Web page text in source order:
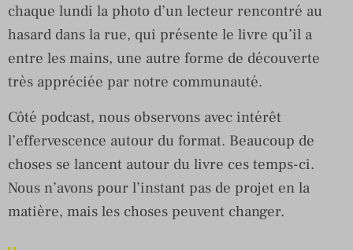
chaque lundi la photo d’un lecteur rencontré au
hasard dans la rue, qui présente le livre qu’il a
entre les mains, une autre forme de découverte
très appréciée par notre communauté.
Côté podcast, nous observons avec intérêt
l’effervescence autour du format. Beaucoup de
choses se lancent autour du livre ces temps-ci.
Nous n’avons pour l’instant pas de projet en la
matière, mais les choses peuvent changer.